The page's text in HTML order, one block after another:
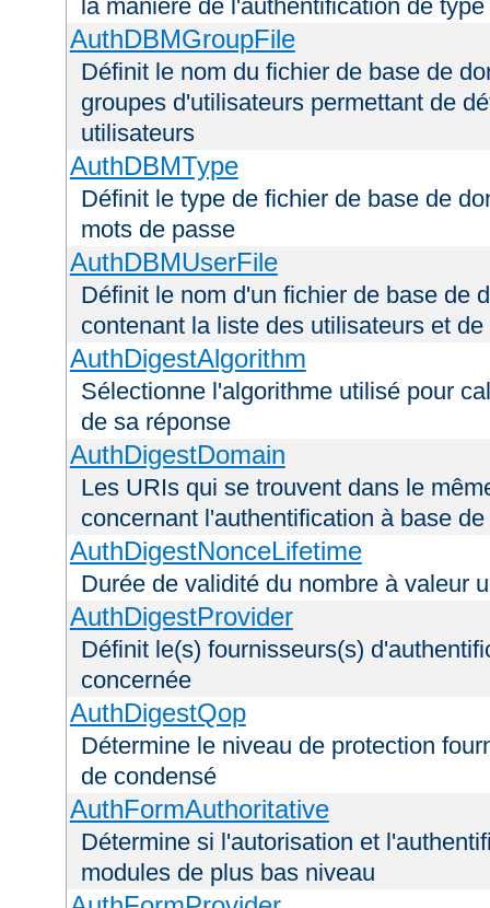
la manière de l'authentification de
AuthDBMGroupFile
Définit le nom du fichier de base de
groupes d'utilisateurs permettant de
utilisateurs
AuthDBMType
Définit le type de fichier de base de
mots de passe
AuthDBMUserFile
Définit le nom d'un fichier de base de
contenant la liste des utilisateurs et
AuthDigestAlgorithm
Sélectionne l'algorithme utilisé pour
de sa réponse
AuthDigestDomain
Les URIs qui se trouvent dans le
concernant l'authentification à base
AuthDigestNonceLifetime
Durée de validité du nombre à valeur
AuthDigestProvider
Définit le(s) fournisseurs(s)
concernée
AuthDigestQop
Détermine le niveau de protection
de condensé
AuthFormAuthoritative
Détermine si l'autorisation et
modules de plus bas niveau